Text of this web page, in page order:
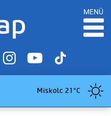
MENÜ
Miskolc 21°C